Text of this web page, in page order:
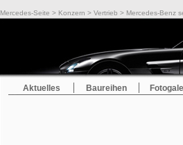
Mercedes-Seite > Konzern > Vertrieb > Mercedes-Benz
Aktuelles Baureihen